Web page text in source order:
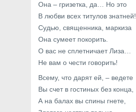
Она – гризетка, да… Но это
В любви всех титулов знатней!
Судью, священника, маркиза
Она сумеет покорить.
О вас не сплетничает Лиза…
Не вам о чести говорить!
Всему, что дарят ей, – ведете
Вы счет в гостиных без конца,
А на балах вы спины гнете,